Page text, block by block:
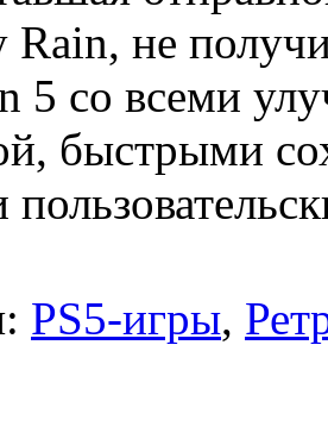
Rain, не
5 со всеми
быстрыми
PS5-игры,